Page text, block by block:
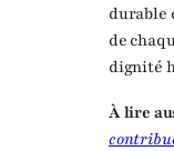
durable
de
dignité
À lire